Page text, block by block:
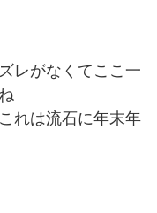
レがなくてここ一
れは流石に年末年